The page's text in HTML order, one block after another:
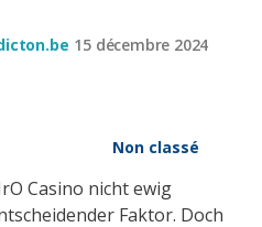
15 décembre 2024
Non classé
Casino nicht ewig
Faktor. Doch